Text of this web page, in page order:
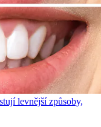
levnější způsoby,